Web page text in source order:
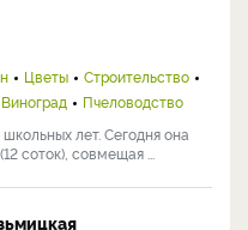
Цветы
Строительство
Виноград
Пчеловодство
лет. Сегодня она
соток), совмещая ...